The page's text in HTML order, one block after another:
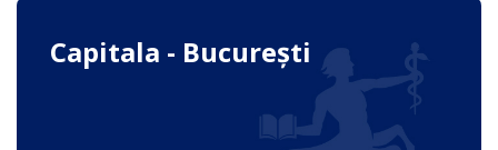
Capitala - București